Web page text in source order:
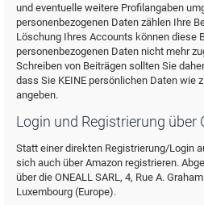
und eventuelle weitere Profilangaben
personenbezogenen Daten zählen Ihre
Löschung Ihres Accounts können diese
personenbezogenen Daten nicht mehr
Schreiben von Beiträgen sollten Sie
dass Sie KEINE persönlichen Daten wie
angeben.
Login und Registrierung über
Statt einer direkten Registrierung/Login
sich auch über Amazon registrieren.
über die ONEALL SARL, 4, Rue A.
Luxembourg (Europe).